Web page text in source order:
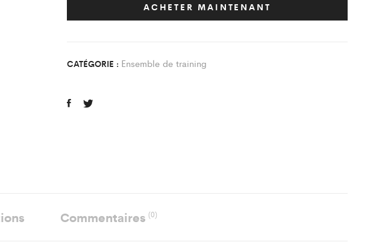
Fontenay
quantity
ACHETER MAINTENANT
CATÉGORIE : Ensemble de training
Commentaires(0)